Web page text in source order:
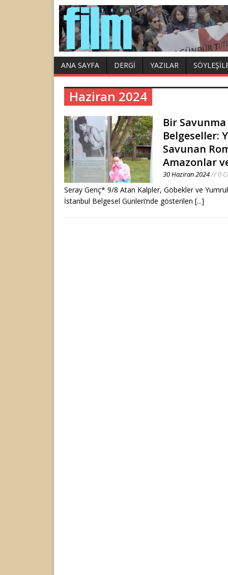
ANA SAYFA DERGI YAZILAR
Haziran 2024
Bir
Belgeseller:
Savunan
Amazonlar
30 Haziran 2024// 0
Seray Genç* 9/8 Atan Kalpler, Göbekler ve
İstanbul Belgesel Günleri’nde gösterilen [...]